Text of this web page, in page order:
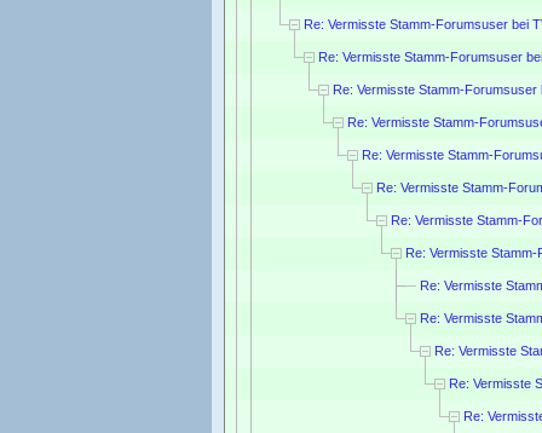
Re: Vermisste Stamm-Forumsuser bei
Re: Vermisste Stamm-Forumsuser
Re: Vermisste Stamm-Forumsuser
Re: Vermisste Stamm-
Re: Vermisste Stamm-
Re: Vermisste Stamm-
Re: Vermisste Stamm-
Re: Vermisste
Re: Vermisste
Re: Vermisste
Re: Vermisste
Re: Vermisste
Re: